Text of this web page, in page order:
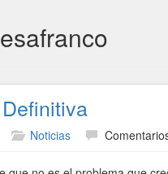
Noticias